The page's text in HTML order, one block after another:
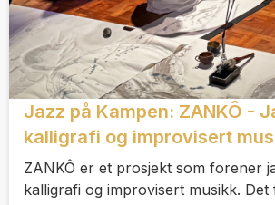
Jazz på Kampen: ZANKÔ -
kalligrafi og improvisert
ZANKÔ er et prosjekt som forener
kalligrafi og improvisert musikk. Det